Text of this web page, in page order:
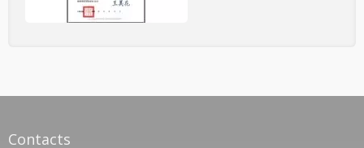
Contacts